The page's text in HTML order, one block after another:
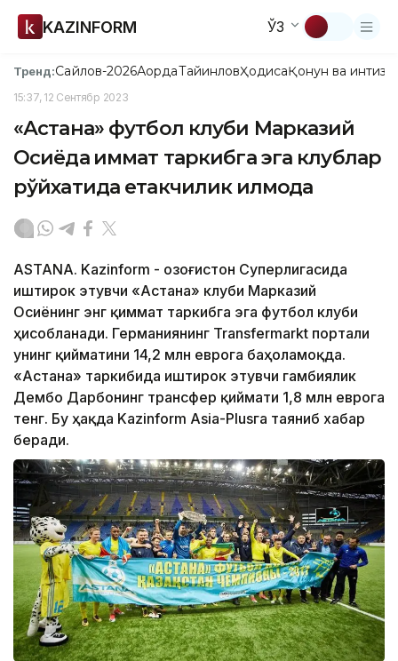
KAZINFORM ЎЗ
Тренд:Сайлов-2026АқордаТайинловҲодисаҚонун ва
15:37, 12 Сентябр 2023
«Астана» футбол клуби Марказий
Осиёда қиммат таркибга эга клублар
рўйхатида етакчилик қилмоқда
ASTANA. Kazinform - Қозоғистон Суперлигасида
иштирок этувчи «Астана» клуби Марказий
Осиёнинг энг қиммат таркибга эга футбол клуби
ҳисобланади. Германиянинг Transfermarkt портали
унинг қийматини 14,2 млн еврога баҳоламоқда.
«Астана» таркибида иштирок этувчи гамбиялик
Дембо Дарбонинг трансфер қиймати 1,8 млн еврога
тенг. Бу ҳақда Kazinform Asia-Plusга таяниб хабар
беради.